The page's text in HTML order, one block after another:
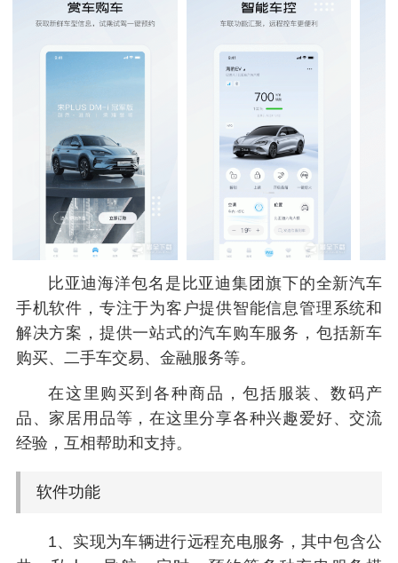
比亚迪海洋包名是比亚迪集团旗下的全新汽车
手机软件，专注于为客户提供智能信息管理系统和
解决方案，提供一站式的汽车购车服务，包括新车
购买、二手车交易、金融服务等。
在这里购买到各种商品，包括服装、数码产
品、家居用品等，在这里分享各种兴趣爱好、交流
经验，互相帮助和支持。
软件功能
1、实现为车辆进行远程充电服务，其中包含公